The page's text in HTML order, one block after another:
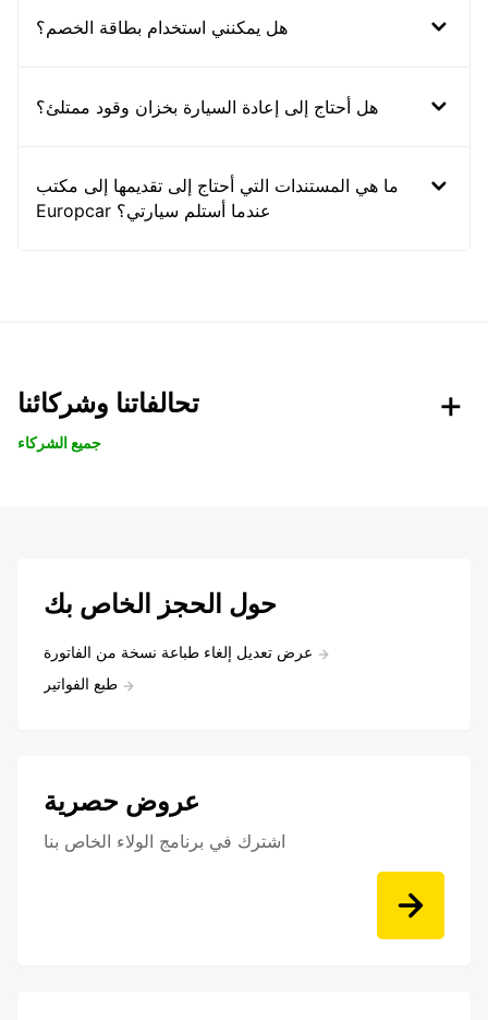
هل يمكنني استخدام بطاقة الخصم؟
هل أحتاج إلى إعادة السيارة بخزان وقود ممتلئ؟
ما هي المستندات التي أحتاج إلى تقديمها إلى مكتب
Europcar عندما أستلم سيارتي؟
تحالفاتنا وشركائنا
جميع الشركاء
حول الحجز الخاص بك
عرض تعديل إلغاء طباعة نسخة من الفاتورة
طبع الفواتير
عروض حصرية
اشترك في برنامج الولاء الخاص بنا